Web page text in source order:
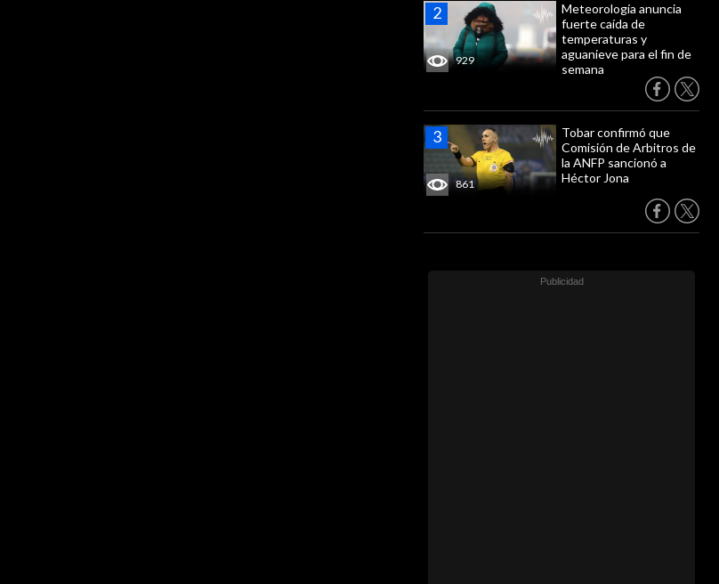
929
Meteorología anuncia
fuerte caída de
temperaturas y
aguanieve para el fin de
semana
861
Tobar confirmó que
Comisión de Arbitros de
la ANFP sancionó a
Héctor Jona